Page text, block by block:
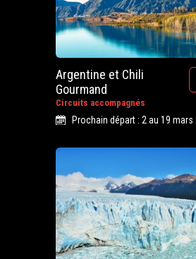
Argentine et Chili
Gourmand
Circuits accompagnés
Prochain départ : 2 au 19 mars